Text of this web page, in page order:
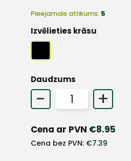
Pieejamais atlikums: 5
Izvēlieties krāsu
Daudzums
- +
Cena ar PVN €8.95
Cena bez PVN: €7.39